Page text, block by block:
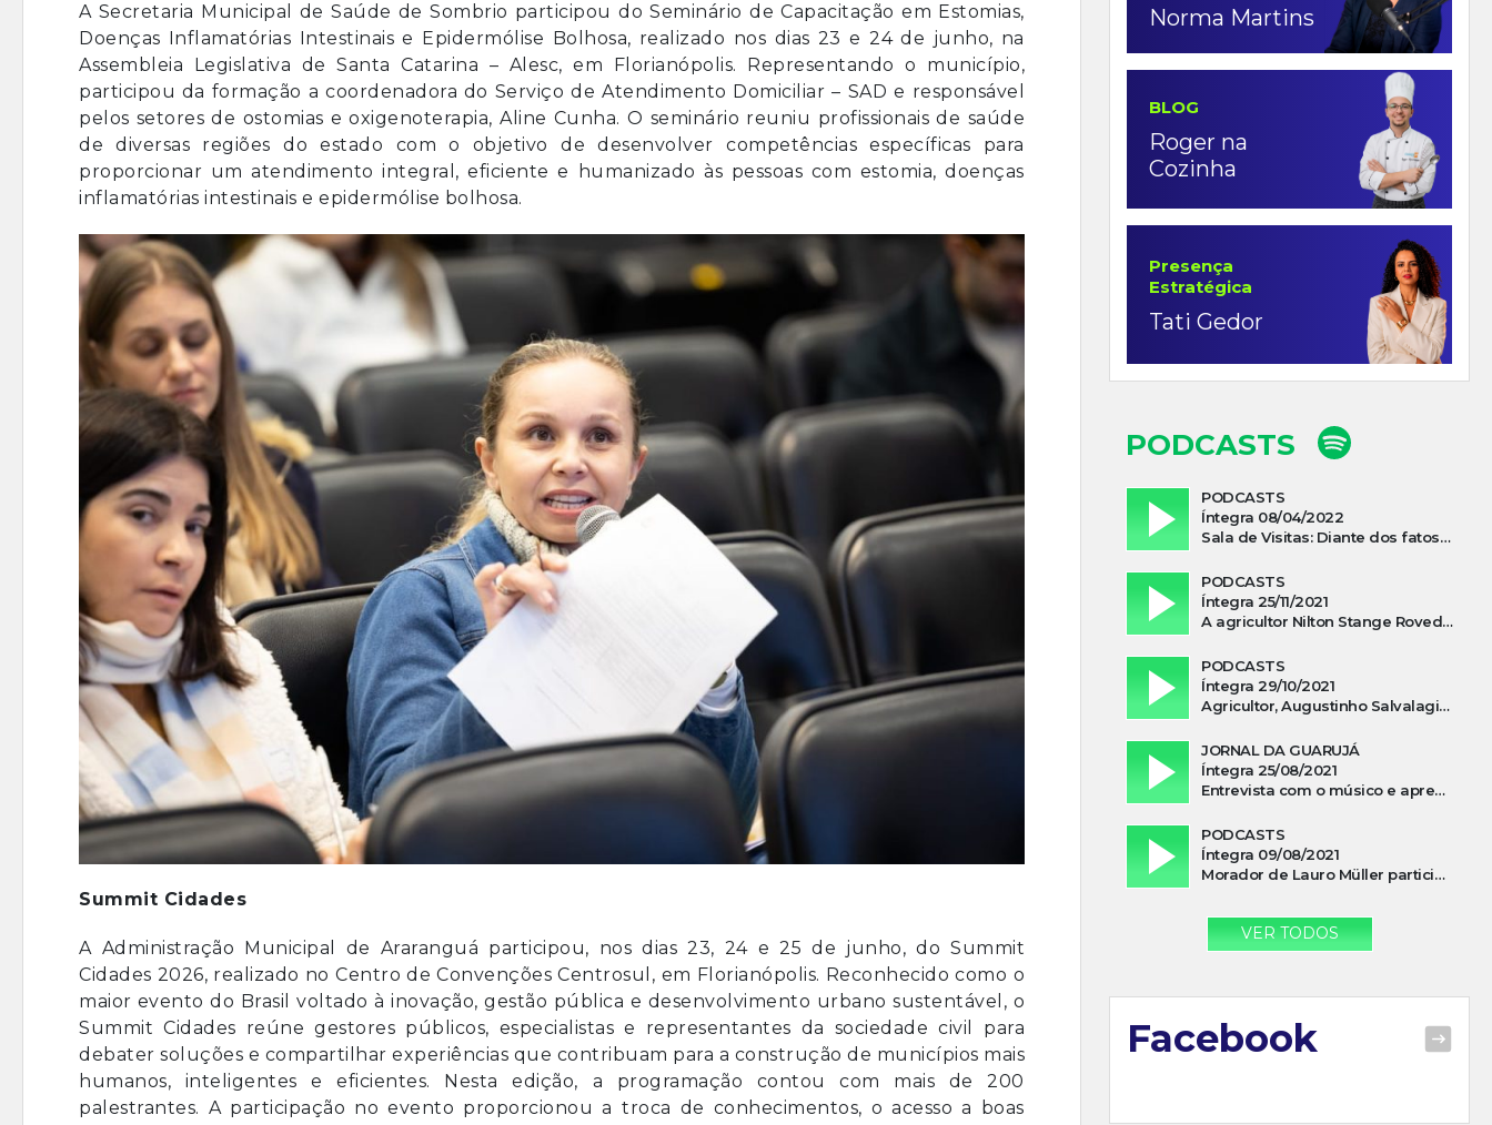
A Secretaria Municipal de Saúde de Sombrio participou do Seminário de Capacitação em Estomias,
Doenças Inflamatórias Intestinais e Epidermólise Bolhosa, realizado nos dias 23 e 24 de junho, na
Assembleia Legislativa de Santa Catarina – Alesc, em Florianópolis. Representando o município,
participou da formação a coordenadora do Serviço de Atendimento Domiciliar – SAD e responsável
pelos setores de ostomias e oxigenoterapia, Aline Cunha. O seminário reuniu profissionais de saúde
de diversas regiões do estado com o objetivo de desenvolver competências específicas para
proporcionar um atendimento integral, eficiente e humanizado às pessoas com estomia, doenças
inflamatórias intestinais e epidermólise bolhosa.
Summit Cidades
A Administração Municipal de Araranguá participou, nos dias 23, 24 e 25 de junho, do Summit
Cidades 2026, realizado no Centro de Convenções Centrosul, em Florianópolis. Reconhecido como o
maior evento do Brasil voltado à inovação, gestão pública e desenvolvimento urbano sustentável, o
Summit Cidades reúne gestores públicos, especialistas e representantes da sociedade civil para
debater soluções e compartilhar experiências que contribuam para a construção de municípios mais
humanos, inteligentes e eficientes. Nesta edição, a programação contou com mais de 200
palestrantes. A participação no evento proporcionou a troca de conhecimentos, o acesso a boas
Norma Martins
BLOG
Roger na
Cozinha
Presença
Estratégica
Tati Gedor
PODCASTS
PODCASTS
Íntegra 08/04/2022
Sala de Visitas: Diante dos fatos que influenciam a economia o que podemos esperar de 2022
PODCASTS
Íntegra 25/11/2021
A agricultor Nilton Stange Roveda, afirma ter recebido ajuda espiritual durante acidente
PODCASTS
Íntegra 29/10/2021
Agricultor, Augustinho Salvalagio, relata sobre aparição do Cavaleiro Negro no Rio das Furnas
JORNAL DA GUARUJÁ
Íntegra 25/08/2021
Entrevista com o músico e apresentador, Lismael Ferrareis, no Cidade e Campo
PODCASTS
Íntegra 09/08/2021
Morador de Lauro Müller participa de motociata em apoio a Bolsonaro
VER TODOS
Facebook